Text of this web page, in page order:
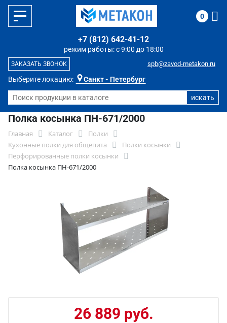
Выберите локацию: Санкт - Петербург
режим работы: с 9:00 до 18:00
+7 (812) 642-41-12
spb@zavod-metakon.ru
ЗАКАЗАТЬ ЗВОНОК
0
Полка косынка ПН-671/2000
Главная Каталог
Полки
Кухонные полки для общепита
Полки косынки
Перфорированные полки косынки
Полка косынка ПН-671/2000
26 889 руб.